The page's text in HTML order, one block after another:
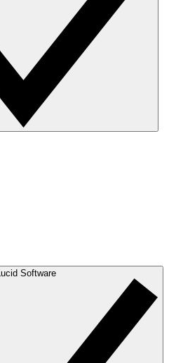
Lucid Software